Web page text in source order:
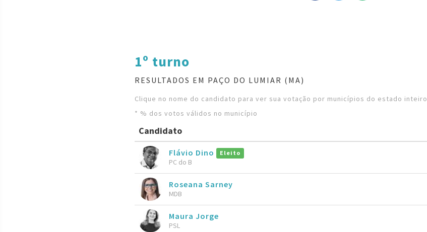
1º turno
RESULTADOS EM PAÇO DO LUMIAR (MA)
Clique no nome do candidato para ver sua votação por municípios do estado inteiro
* % dos votos válidos no município
Candidato
Flávio Dino Eleito
PC do B
Roseana Sarney
MDB
Maura Jorge
PSL